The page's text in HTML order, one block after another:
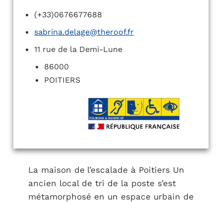
(+33)0676677688
sabrina.delage@theroof.fr
11 rue de la Demi-Lune
86000
POITIERS
La maison de l’escalade à Poitiers Un
ancien local de tri de la poste s’est
métamorphosé en un espace urbain de